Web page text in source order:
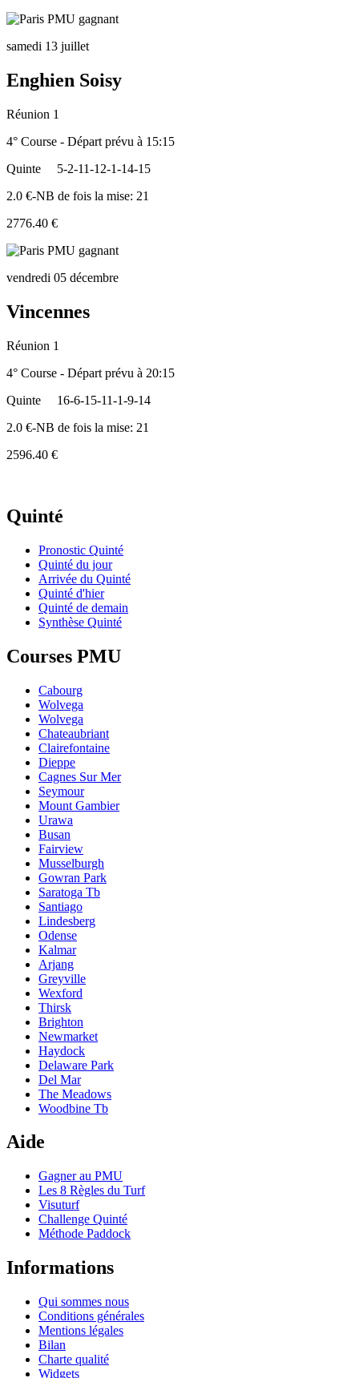
samedi 13 juillet
Enghien Soisy
Réunion 1
4° Course - Départ prévu à 15:15
Quinte
5-2-11-12-1-14-15
2.0 €-NB de fois la mise: 21
2776.40 €
vendredi 05 décembre
Vincennes
Réunion 1
4° Course - Départ prévu à 20:15
Quinte
16-6-15-11-1-9-14
2.0 €-NB de fois la mise: 21
2596.40 €
Quinté
Pronostic Quinté
Quinté du jour
Arrivée du Quinté
Quinté d'hier
Quinté de demain
Synthèse Quinté
Courses PMU
Cabourg
Wolvega
Wolvega
Chateaubriant
Clairefontaine
Dieppe
Cagnes Sur Mer
Seymour
Mount Gambier
Urawa
Busan
Fairview
Musselburgh
Gowran Park
Saratoga Tb
Santiago
Lindesberg
Odense
Kalmar
Arjang
Greyville
Wexford
Thirsk
Brighton
Newmarket
Haydock
Delaware Park
Del Mar
The Meadows
Woodbine Tb
Aide
Gagner au PMU
Les 8 Règles du Turf
Visuturf
Challenge Quinté
Méthode Paddock
Informations
Qui sommes nous
Conditions générales
Mentions légales
Bilan
Charte qualité
Widgets